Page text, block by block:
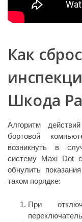
Как
Шкода
Алгоритм
бортовой
возникнуть в
систему Maxi Dot
обнулить
таком порядке:
При